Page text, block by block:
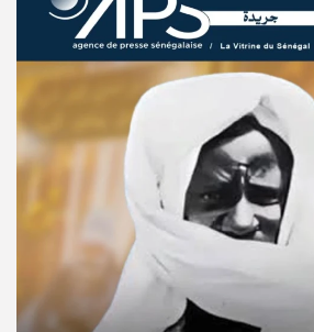
© Copyright 2025, APS